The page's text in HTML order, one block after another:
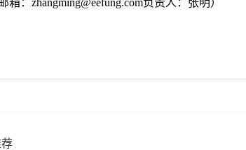
箱：zhangming@eefung.com负责人：张明）